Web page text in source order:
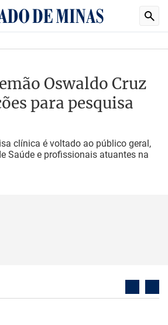
Oswaldo Cruz
para pesquisa
clínica é voltado ao público geral,
Saúde e profissionais atuantes na